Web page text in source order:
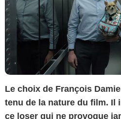
Le choix de François
tenu de la nature du film. Il
ce loser qui ne provoque